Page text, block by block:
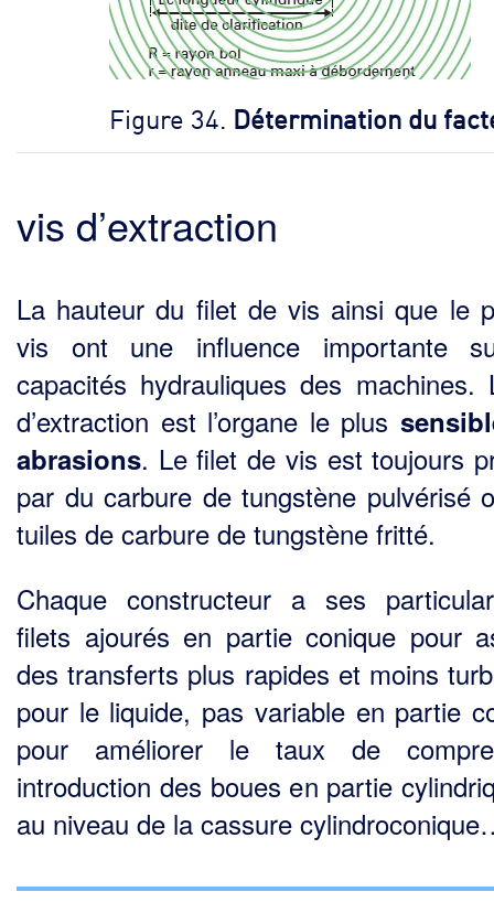
Figure 34. Détermination du
vis d’extraction
La hauteur du filet de vis ainsi que le
vis ont une influence importante
capacités hydrauli­ques des machines.
d’extraction est l’organe le plus
abrasions. Le filet de vis est toujours
par du carbure de tungstène pulvérisé
tuiles de carbure de tungstène fritté.
Chaque constructeur a ses
filets ajourés en partie conique pour
des transferts plus rapides et moins
pour le liquide, pas variable en partie
pour améliorer le taux de
introduction des boues en partie
au niveau de la cassure